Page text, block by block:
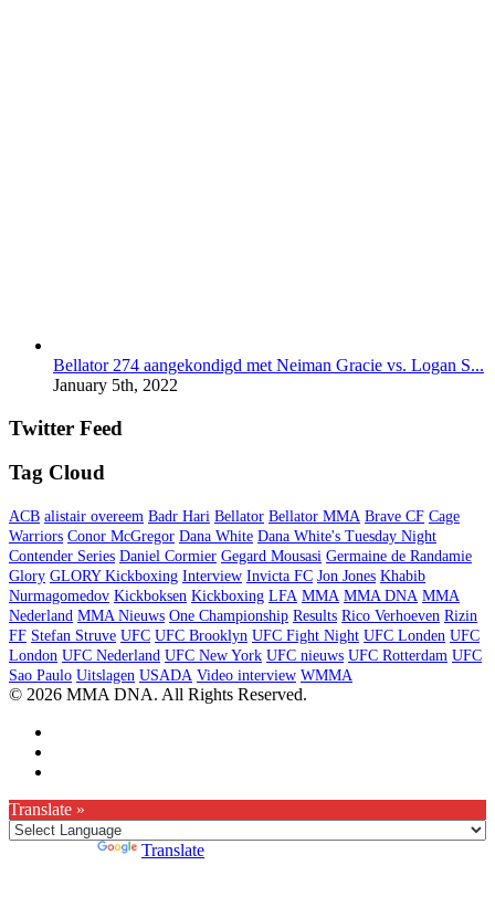
Bellator 274 aangekondigd met Neiman Gracie vs. Logan S...
January 5th, 2022
Twitter Feed
Tag Cloud
ACB alistair overeem Badr Hari Bellator Bellator MMA Brave CF Cage
Warriors Conor McGregor Dana White Dana White's Tuesday Night
Contender Series Daniel Cormier Gegard Mousasi Germaine de Randamie
Glory GLORY Kickboxing Interview Invicta FC Jon Jones Khabib
Nurmagomedov Kickboksen Kickboxing LFA MMA MMA DNA MMA
Nederland MMA Nieuws One Championship Results Rico Verhoeven Rizin
FF Stefan Struve UFC UFC Brooklyn UFC Fight Night UFC Londen UFC
London UFC Nederland UFC New York UFC nieuws UFC Rotterdam UFC
Sao Paulo Uitslagen USADA Video interview WMMA
© 2026 MMA DNA. All Rights Reserved.
Translate »
Translate